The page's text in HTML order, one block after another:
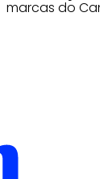
marcas do